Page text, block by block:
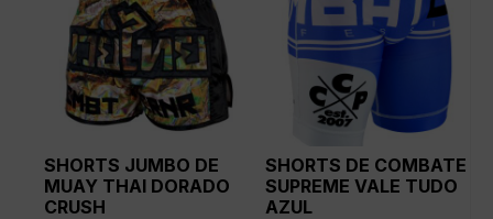
SHORTS JUMBO DE
MUAY THAI DORADO
CRUSH
SHORTS DE COMBATE
SUPREME VALE TUDO
AZUL